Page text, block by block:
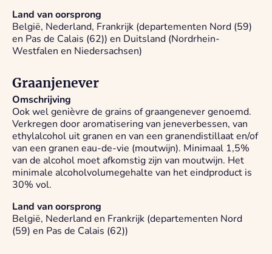
Land van oorsprong
België, Nederland, Frankrijk (departementen Nord (59)
en Pas de Calais (62)) en Duitsland (Nordrhein-
Westfalen en Niedersachsen)
Graanjenever
Omschrijving
Ook wel genièvre de grains of graangenever genoemd.
Verkregen door aromatisering van jeneverbessen, van
ethylalcohol uit granen en van een granendistillaat en/of
van een granen eau-de-vie (moutwijn). Minimaal 1,5%
van de alcohol moet afkomstig zijn van moutwijn. Het
minimale alcoholvolumegehalte van het eindproduct is
30% vol.
Land van oorsprong
België, Nederland en Frankrijk (departementen Nord
(59) en Pas de Calais (62))